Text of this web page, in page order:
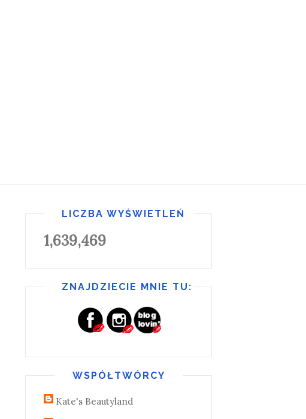
LICZBA WYŚWIETLEŃ
1,639,469
ZNAJDZIECIE MNIE TU:
WSPÓŁTWÓRCY
Kate's Beautyland